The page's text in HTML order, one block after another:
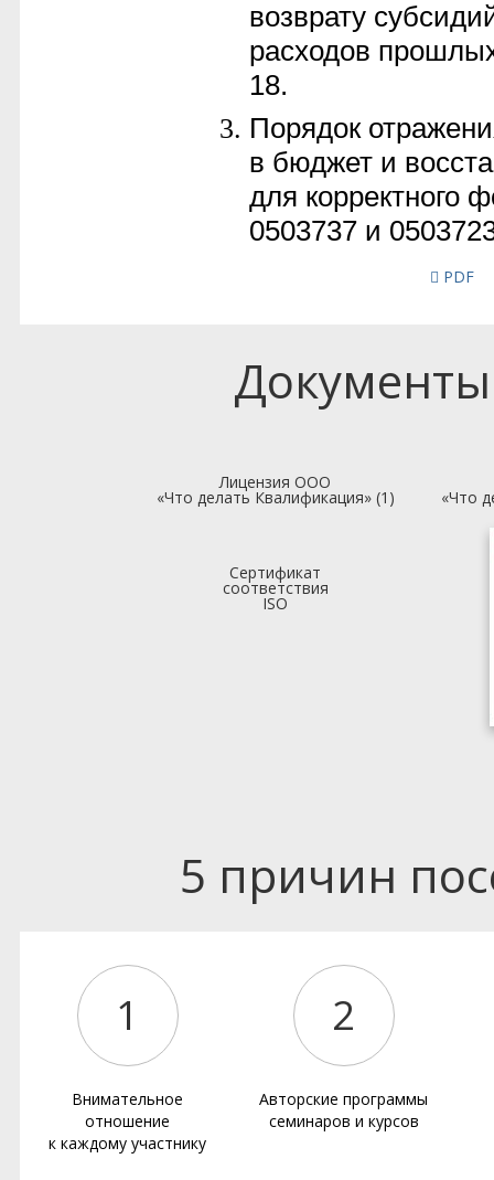
PDF
Лицензия ООО
«Что делать Квалификация» (1) «Что
Сертификат
соответствия
ISO
5 причин
1
Внимательное
отношение
к каждому участнику
2
Авторские программы
семинаров и курсов